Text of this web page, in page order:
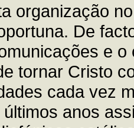
organização
De
e
tornar Cristo
cada vez
anos